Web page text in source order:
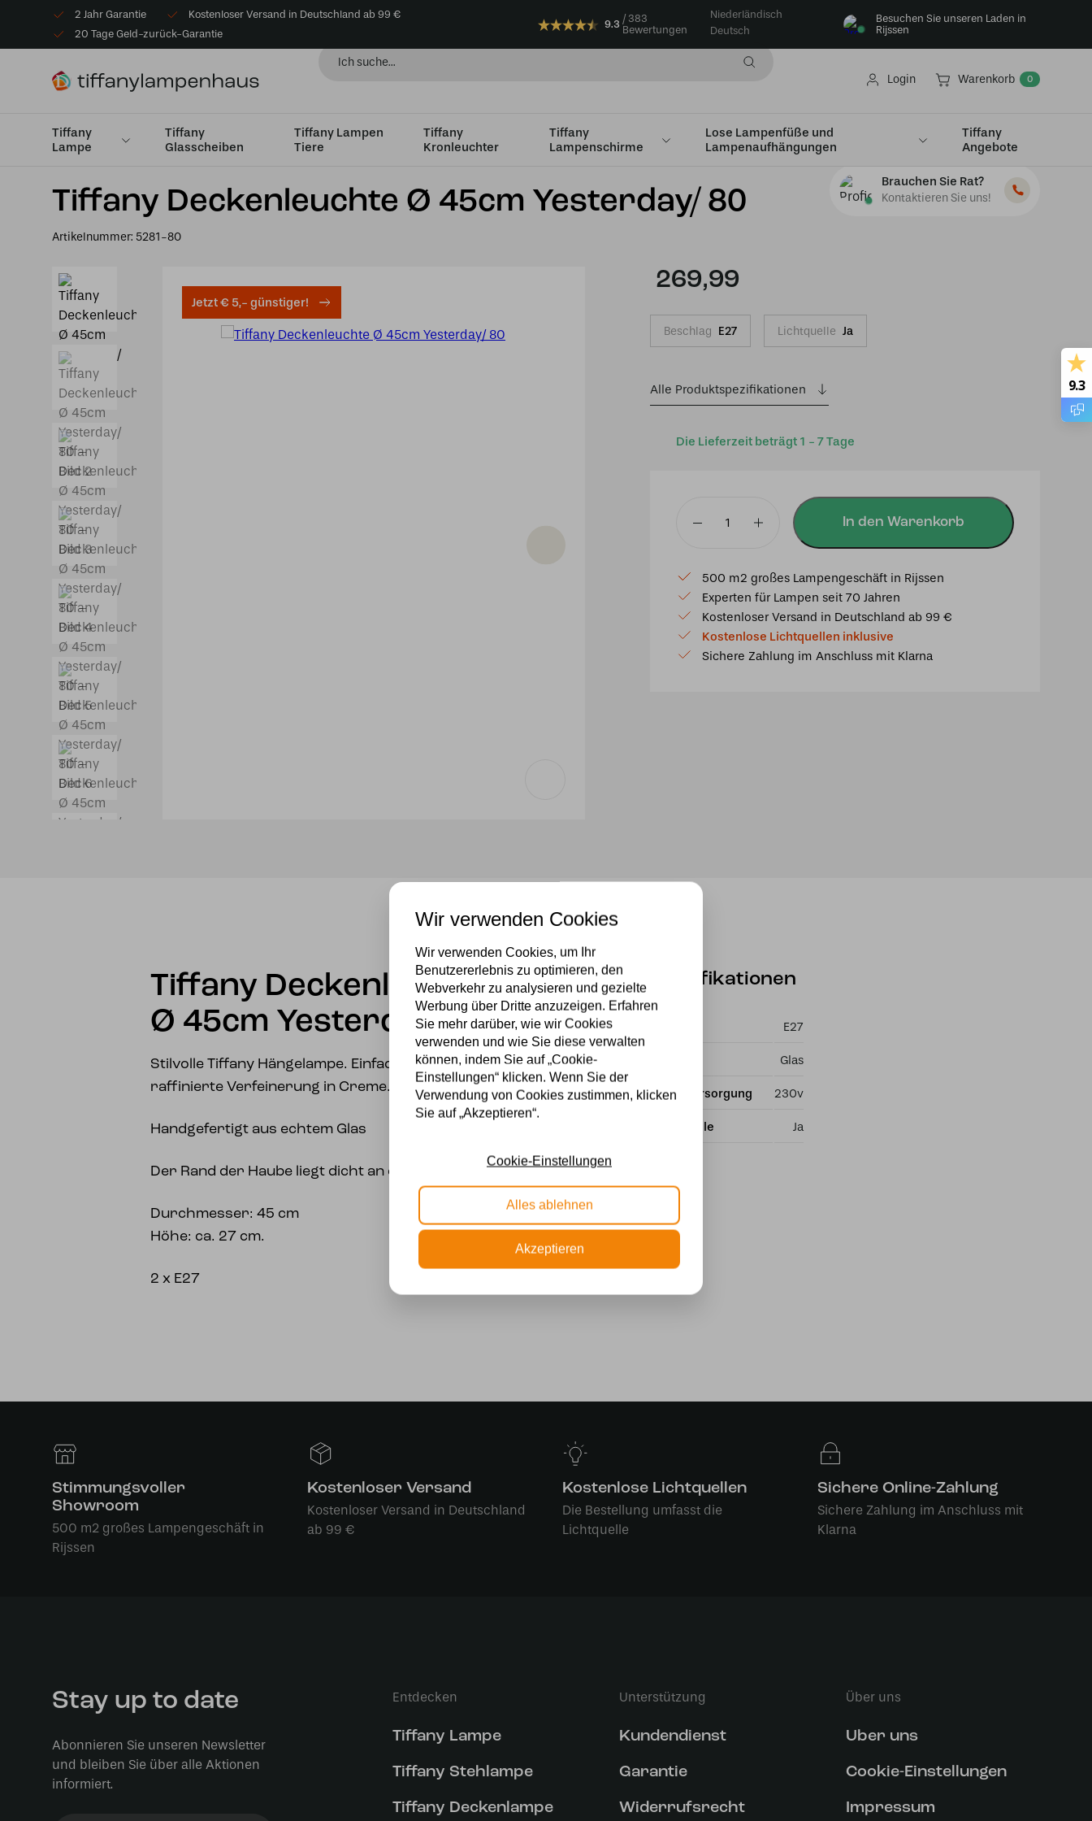
2 Jahr Garantie
Kostenloser Versand in Deutschland ab 99 €
20 Tage Geld-zurück-Garantie
9.3
383
Bewertungen
Niederländisch
Deutsch
Besuchen Sie unseren Laden in
Rijssen
Login Warenkorb 0
Tiffany
Lampe
Tiffany
Glasscheiben
Tiffany Lampen
Tiere
Tiffany
Kronleuchter
Tiffany
Lampenschirme
Lose Lampenfüße und
Lampenaufhängungen
Tiffany
Angebote
Startseite Tiffany Deckenlampe Deckenleuchte Medium Ø 35 bis Ø 49 cm Tiffany Deckenleuchte Ø 45cm Yesterday/ 80
Tiffany Deckenleuchte Ø 45cm Yesterday/ 80
Artikelnummer: 5281-80
Brauchen Sie Rat?
Kontaktieren Sie uns!
Jetzt € 5,- günstiger!
Die Lieferzeit beträgt 1 - 7 Tage
269,99
Beschlag E27 Lichtquelle Ja
Alle Produktspezifikationen
45cm
Yesterday/
80
Menge
In den Warenkorb
500 m2 großes Lampengeschäft in Rijssen
Experten für Lampen seit 70 Jahren
Kostenloser Versand in Deutschland ab 99 €
Kostenlose Lichtquellen inklusive
Sichere Zahlung im Anschluss mit Klarna
Tiffany Deckenleuchte
Ø 45cm Yesterday/ 80
Stilvolle Tiffany Hängelampe. Einfachheit und
raffinierte Verfeinerung in Creme.
Handgefertigt aus echtem Glas
Der Rand der Haube liegt dicht an der Decke an.
Durchmesser: 45 cm
Höhe: ca. 27 cm.
2 x E27
Spezifikationen
E27
Glas
Stromversorgung 230v
Lichtquelle Ja
Stimmungsvoller
Showroom
500 m2 großes Lampengeschäft in
Rijssen
Kostenloser Versand
Kostenloser Versand in Deutschland
ab 99 €
Kostenlose Lichtquellen
Die Bestellung umfasst die
Lichtquelle
Sichere Online-Zahlung
Sichere Zahlung im Anschluss mit
Klarna
9.3
Wir verwenden Cookies
Wir verwenden Cookies, um Ihr
Benutzererlebnis zu optimieren, den
Webverkehr zu analysieren und gezielte
Werbung über Dritte anzuzeigen. Erfahren
Sie mehr darüber, wie wir Cookies
verwenden und wie Sie diese verwalten
können, indem Sie auf „Cookie-
Einstellungen“ klicken. Wenn Sie der
Verwendung von Cookies zustimmen, klicken
Sie auf „Akzeptieren“.
Cookie-Einstellungen
Alles ablehnen
Akzeptieren
Stay up to date
Abonnieren Sie unseren Newsletter
und bleiben Sie über alle Aktionen
informiert.
Entdecken
Tiffany Lampe
Tiffany Stehlampe
Tiffany Deckenlampe
Unterstützung
Kundendienst
Garantie
Widerrufsrecht
Über uns
Uber uns
Cookie-Einstellungen
Impressum